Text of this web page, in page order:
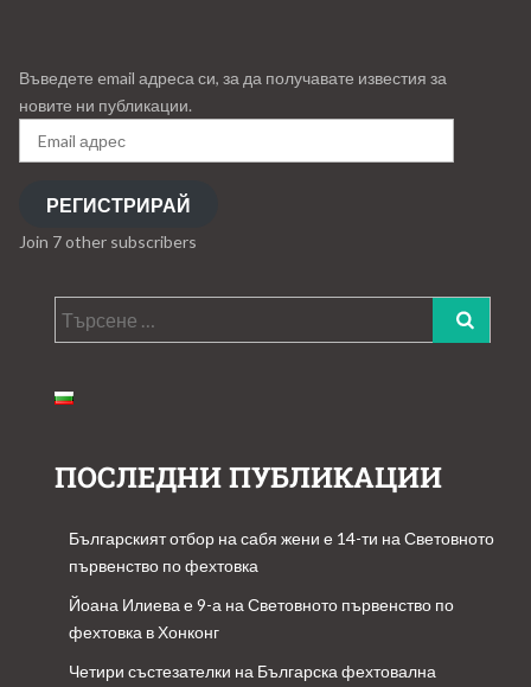
Въведете email адреса си, за да получавате известия за
новите ни публикации.
РЕГИСТРИРАЙ
Join 7 other subscribers
ПОСЛЕДНИ ПУБЛИКАЦИИ
Българският отбор на сабя жени е 14-ти на Световното
първенство по фехтовка
Йоана Илиева е 9-а на Световното първенство по
фехтовка в Хонконг
Четири състезателки на Българска фехтовална